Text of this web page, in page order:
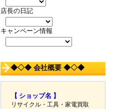
店長の日記
キャンペーン情報
◆◇◆ 会社概要 ◆◇◆
【 ショップ名 】
リサイクル・工具・家電買取